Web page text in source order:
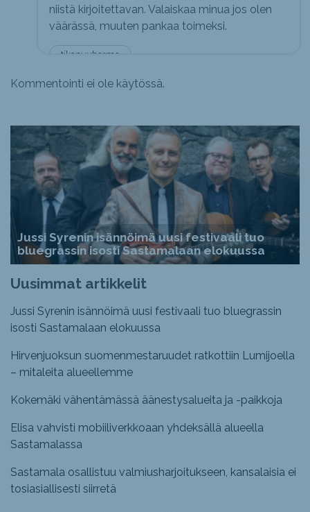
tikapuuhermo
niistä kirjoitettavan. Valaiskaa minua jos olen
väärässä, muuten pankaa toimeksi.
Kommentointi ei ole käytössä.
Jussi Syrenin isännöimä uusi festivaali tuo
bluegrassin isosti Sastamalaan elokuussa
Uusimmat artikkelit
Jussi Syrenin isännöimä uusi festivaali tuo bluegrassin
isosti Sastamalaan elokuussa
Hirvenjuoksun suomenmestaruudet ratkottiin Lumijoella
– mitaleita alueellemme
Kokemäki vähentämässä äänestysalueita ja -paikkoja
Elisa vahvisti mobiiliverkkoaan yhdeksällä alueella
Sastamalassa
Sastamala osallistuu valmiusharjoitukseen, kansalaisia ei
tosiasiallisesti siirretä